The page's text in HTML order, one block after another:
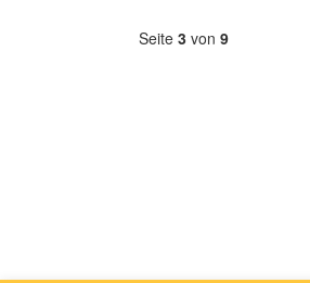
Seite 3 von 9